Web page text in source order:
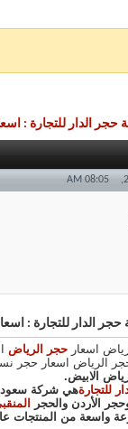
حجر الدار للتجارة :
08:05 AM
الدار للتجارة :
اسعار حجر الرياض
الرياض اسعار حجر
الابيض.
للتجارةهي شركة سعودية
الأردن والحجر
واسعة من المنتجات